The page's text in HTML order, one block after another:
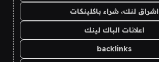
اشراق لنك، شراء باكلينكات
اعلانات الباك لينك
backlinks